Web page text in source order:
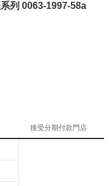
列 0063-1997-58a
接受分期付款門店